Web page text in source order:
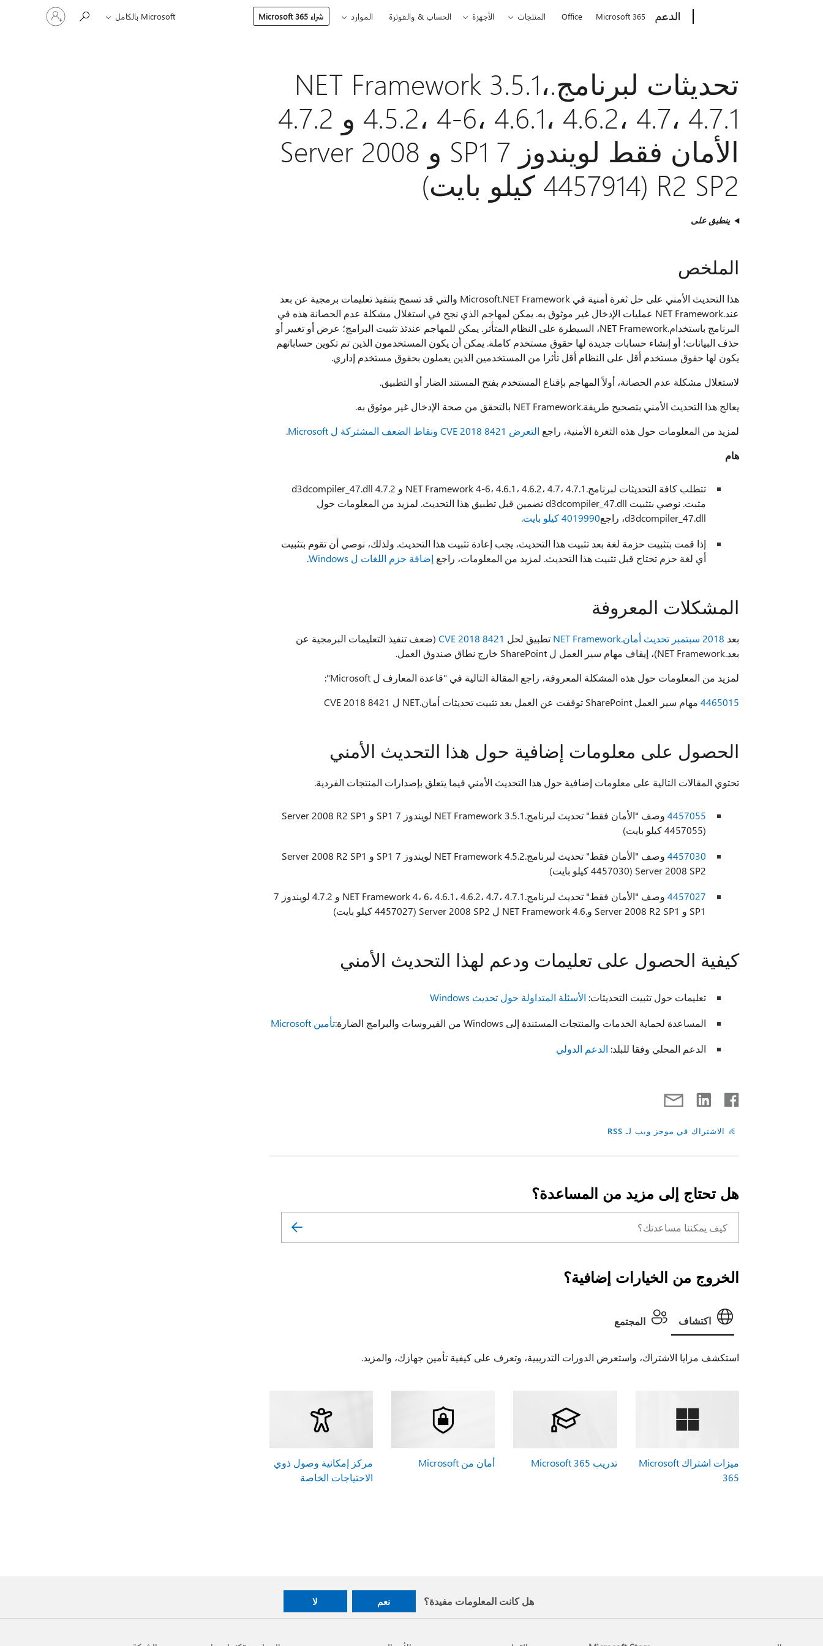
الدعم Microsoft 365
Office المنتجات الأجهزة الحساب & والفوترة الموارد شراء Microsoft 365 Microsoft بالكامل
تسجيل
الدخول
إلى
تحديثات لبرنامج.NET Framework 3.5.1،
4.5.2، 4-6، 4.6.1، 4.6.2، 4.7، 4.7.1 و 4.7.2
الأمان فقط لويندوز 7 SP1 و Server 2008
R2 SP2 (4457914 كيلو بايت)
ينطبق على
الملخص
هذا التحديث الأمني على حل ثغرة أمنية في Microsoft.NET Framework والتي قد تسمح بتنفيذ تعليمات برمجية عن بعد
عند.NET Framework عمليات الإدخال غير موثوق به. يمكن لمهاجم الذي نجح في استغلال مشكلة عدم الحصانة هذه في
البرنامج باستخدام.NET Framework، السيطرة على النظام المتأثر. يمكن للمهاجم عندئذ تثبيت البرامج؛ عرض أو تغيير أو
حذف البيانات؛ أو إنشاء حسابات جديدة لها حقوق مستخدم كاملة. يمكن أن يكون المستخدمون الذين تم تكوين حساباتهم
يكون لها حقوق مستخدم أقل على النظام أقل تأثرا من المستخدمين الذين يعملون بحقوق مستخدم إداري.
لاستغلال مشكلة عدم الحصانة، أولاً المهاجم بإقناع المستخدم بفتح المستند الضار أو التطبيق.
يعالج هذا التحديث الأمني بتصحيح طريقة.NET Framework بالتحقق من صحة الإدخال غير موثوق به.
لمزيد من المعلومات حول هذه الثغرة الأمنية، راجع التعرض CVE 2018 8421 ونقاط الضعف المشتركة ل Microsoft
.
هام
تتطلب كافة التحديثات لبرنامج.NET Framework 4-6، 4.6.1، 4.6.2، 4.7، 4.7.1 و 4.7.2 d3dcompiler_47.dll
مثبت. نوصي بتثبيت d3dcompiler_47.dll تضمين قبل تطبيق هذا التحديث. لمزيد من المعلومات حول
d3dcompiler_47.dll، راجع
4019990 كيلو بايت
.
إذا قمت بتثبيت حزمة لغة بعد تثبيت هذا التحديث، يجب إعادة تثبيت هذا التحديث. ولذلك، نوصي أن تقوم بتثبيت
أي لغة حزم تحتاج قبل تثبيت هذا التحديث. لمزيد من المعلومات، راجع إضافة حزم اللغات ل Windows .
المشكلات المعروفة
بعد 2018 سبتمبر تحديث أمان.NET Framework تطبيق لحل CVE 2018 8421(ضعف تنفيذ التعليمات البرمجية عن
بعد.NET Framework)، إيقاف مهام سير العمل ل SharePoint خارج نطاق صندوق العمل.
لمزيد من المعلومات حول هذه المشكلة المعروفة، راجع المقالة التالية في "قاعدة المعارف ل Microsoft":
4465015مهام سير العمل SharePoint توقفت عن العمل بعد تثبيت تحديثات أمان.NET ل CVE 2018 8421
الحصول على معلومات إضافية حول هذا التحديث الأمني
تحتوي المقالات التالية على معلومات إضافية حول هذا التحديث الأمني فيما يتعلق بإصدارات المنتجات الفردية.
4457055
وصف "الأمان فقط" تحديث لبرنامج.NET Framework 3.5.1 لويندوز 7 SP1 و Server 2008 R2 SP1
(4457055 كيلو بايت)
4457030
وصف "الأمان فقط" تحديث لبرنامج.NET Framework 4.5.2 لويندوز 7 SP1 و Server 2008 R2 SP1
Server 2008 SP2 (4457030 كيلو بايت)
4457027
وصف "الأمان فقط" تحديث لبرنامج.NET Framework 4، 6، 4.6.1، 4.6.2، 4.7، 4.7.1 و 4.7.2 لويندوز 7
SP1 و Server 2008 R2 SP1 و.NET Framework 4.6 ل Server 2008 SP2 (4457027 كيلو بايت)
كيفية الحصول على تعليمات ودعم لهذا التحديث الأمني
تعليمات حول تثبيت التحديثات: الأسئلة المتداولة حول تحديث Windows
المساعدة لحماية الخدمات والمنتجات المستندة إلى Windows من الفيروسات والبرامج الضارة:
تأمين Microsoft
الدعم المحلي وفقا للبلد: الدعم الدولي
الاشتراك في موجز ويب لـ RSS
هل تحتاج إلى مزيد من المساعدة؟
الخروج من الخيارات إضافية؟
اكتشاف المجتمع
استكشف مزايا الاشتراك، واستعرض الدورات التدريبية، وتعرف على كيفية تأمين جهازك، والمزيد.
ميزات اشتراك Microsoft
365
تدريب Microsoft 365 أمان من Microsoft
مركز إمكانية وصول ذوي
الاحتياجات الخاصة
هل كانت المعلومات مفيدة؟ نعم لا